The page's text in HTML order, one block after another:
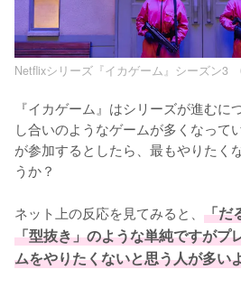
Netflixシリーズ『イカゲーム』シーズン3
『イカゲーム』はシリーズが進む
し合いのようなゲームが多くなって
が参加するとしたら、最もやりたく
うか？
ネット上の反応を見てみると、 「だ
「型抜き」のような単純ですがプ
ムをやりたくないと思う人が多い